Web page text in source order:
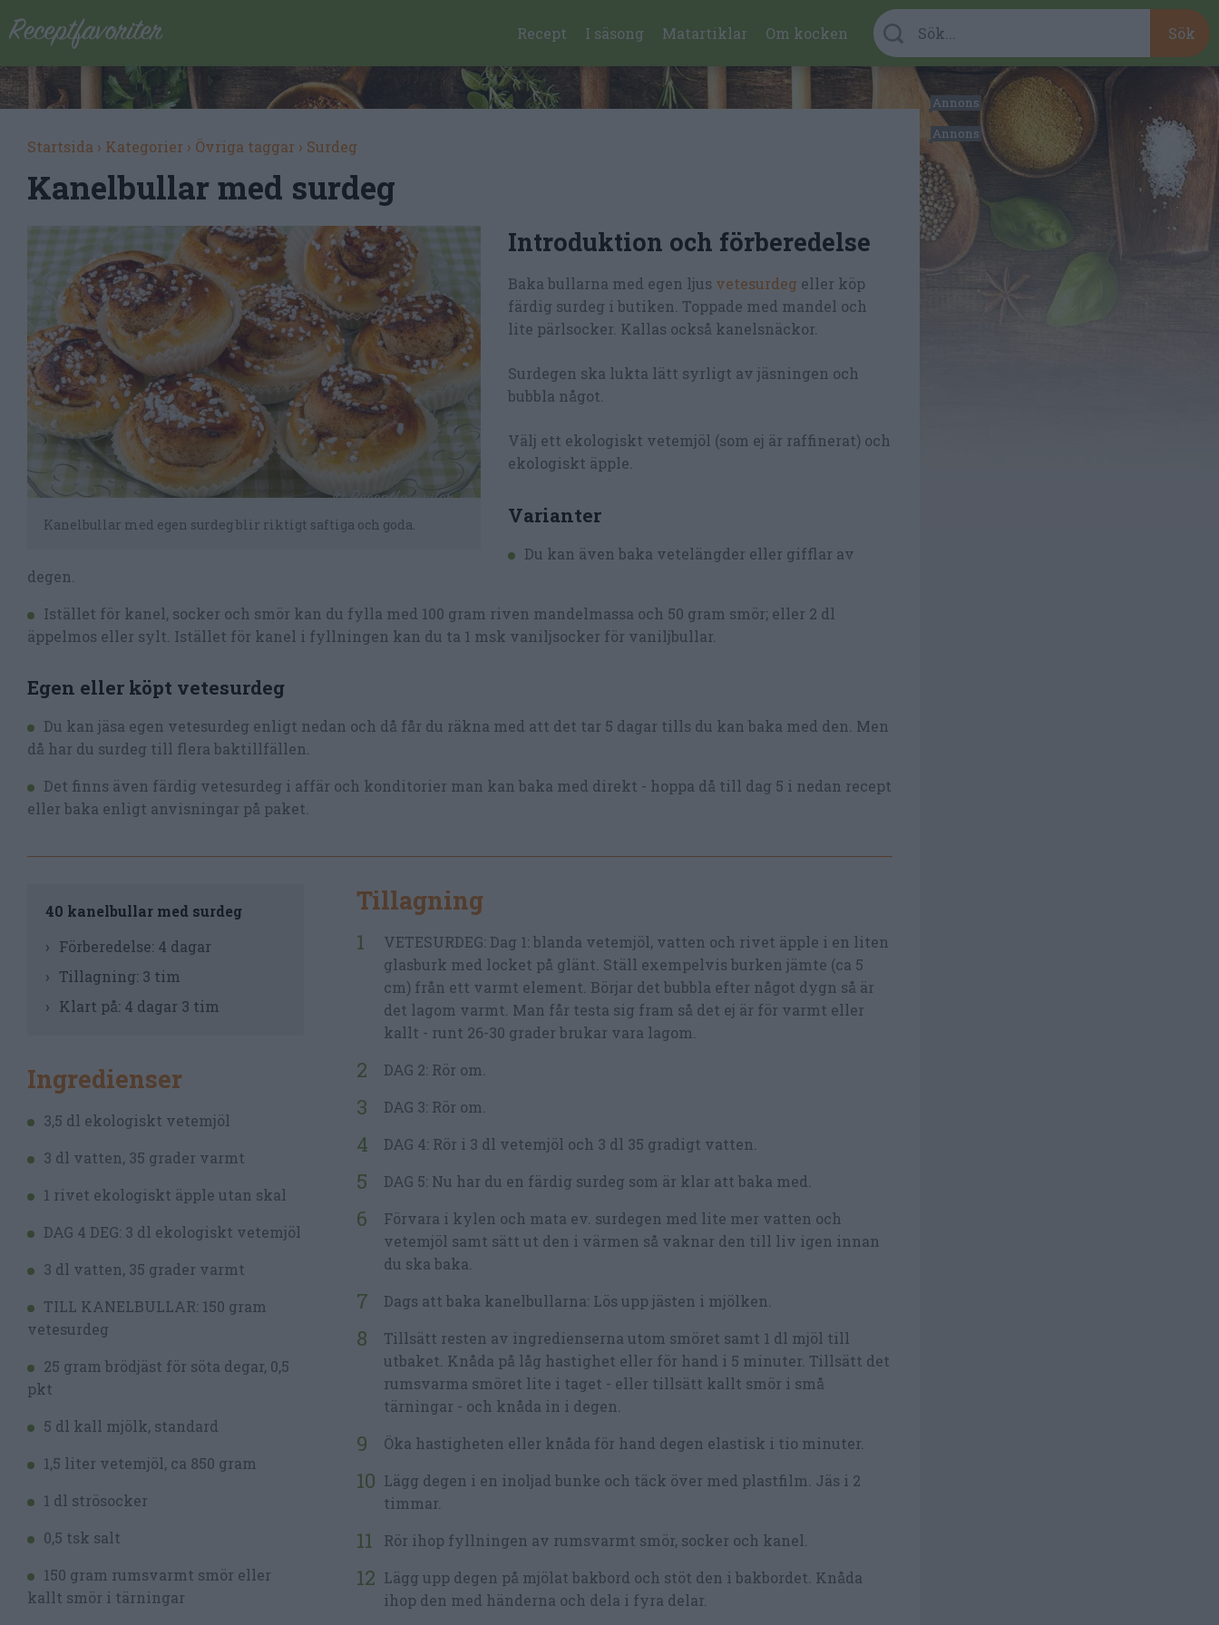
Recept I säsong Matartiklar Om kocken
Startsida › Kategorier › Övriga taggar › Surdeg
Kanelbullar med surdeg
Kanelbullar med egen surdeg blir riktigt saftiga och goda.
Introduktion och förberedelse
Baka bullarna med egen ljus vetesurdeg eller köp
färdig surdeg i butiken. Toppade med mandel och
lite pärlsocker. Kallas också kanelsnäckor.
Surdegen ska lukta lätt syrligt av jäsningen och
bubbla något.
Välj ett ekologiskt vetemjöl (som ej är raffinerat) och
ekologiskt äpple.
Varianter
Du kan även baka vetelängder eller gifflar av
degen.
Istället för kanel, socker och smör kan du fylla med 100 gram riven mandelmassa och 50 gram smör; eller 2 dl
äppelmos eller sylt. Istället för kanel i fyllningen kan du ta 1 msk vaniljsocker för vaniljbullar.
Egen eller köpt vetesurdeg
Du kan jäsa egen vetesurdeg enligt nedan och då får du räkna med att det tar 5 dagar tills du kan baka med den. Men
då har du surdeg till flera baktillfällen.
Det finns även färdig vetesurdeg i affär och konditorier man kan baka med direkt - hoppa då till dag 5 i nedan recept
eller baka enligt anvisningar på paket.
40 kanelbullar med surdeg
Förberedelse: 4 dagar
Tillagning: 3 tim
Klart på: 4 dagar 3 tim
Ingredienser
3,5 dl ekologiskt vetemjöl
3 dl vatten, 35 grader varmt
1 rivet ekologiskt äpple utan skal
DAG 4 DEG: 3 dl ekologiskt vetemjöl
3 dl vatten, 35 grader varmt
TILL KANELBULLAR: 150 gram
vetesurdeg
25 gram brödjäst för söta degar, 0,5
pkt
5 dl kall mjölk, standard
1,5 liter vetemjöl, ca 850 gram
1 dl strösocker
0,5 tsk salt
150 gram rumsvarmt smör eller
kallt smör i tärningar
Tillagning
VETESURDEG: Dag 1: blanda vetemjöl, vatten och rivet äpple i en liten
glasburk med locket på glänt. Ställ exempelvis burken jämte (ca 5
cm) från ett varmt element. Börjar det bubbla efter något dygn så är
det lagom varmt. Man får testa sig fram så det ej är för varmt eller
kallt - runt 26-30 grader brukar vara lagom.
DAG 2: Rör om.
DAG 3: Rör om.
DAG 4: Rör i 3 dl vetemjöl och 3 dl 35 gradigt vatten.
DAG 5: Nu har du en färdig surdeg som är klar att baka med.
Förvara i kylen och mata ev. surdegen med lite mer vatten och
vetemjöl samt sätt ut den i värmen så vaknar den till liv igen innan
du ska baka.
Dags att baka kanelbullarna: Lös upp jästen i mjölken.
Tillsätt resten av ingredienserna utom smöret samt 1 dl mjöl till
utbaket. Knåda på låg hastighet eller för hand i 5 minuter. Tillsätt det
rumsvarma smöret lite i taget - eller tillsätt kallt smör i små
tärningar - och knåda in i degen.
Öka hastigheten eller knåda för hand degen elastisk i tio minuter.
Lägg degen i en inoljad bunke och täck över med plastfilm. Jäs i 2
timmar.
Rör ihop fyllningen av rumsvarmt smör, socker och kanel.
Lägg upp degen på mjölat bakbord och stöt den i bakbordet. Knåda
ihop den med händerna och dela i fyra delar.